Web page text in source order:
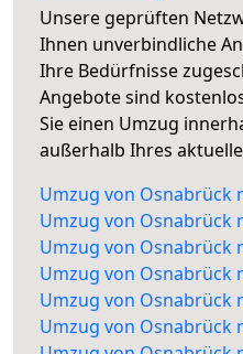
Unsere geprüften
Ihnen unverbindliche
Ihre Bedürfnisse
Angebote sind
Sie einen Umzug
außerhalb Ihres
Umzug von Osnabrück
Umzug von Osnabrück
Umzug von Osnabrück
Umzug von Osnabrück
Umzug von Osnabrück
Umzug von Osnabrück